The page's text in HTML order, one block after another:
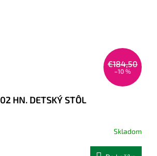
€184,50
–10 %
02 HN. DETSKÝ STÔL
Skladom